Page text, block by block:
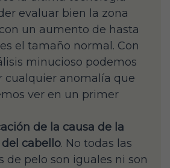
evaluar bien la zona
un aumento de hasta
el tamaño normal. Con
minucioso podemos
cualquier anomalía que
ver en un primer
de la causa de la
cabello. No todas las
de pelo son iguales ni son